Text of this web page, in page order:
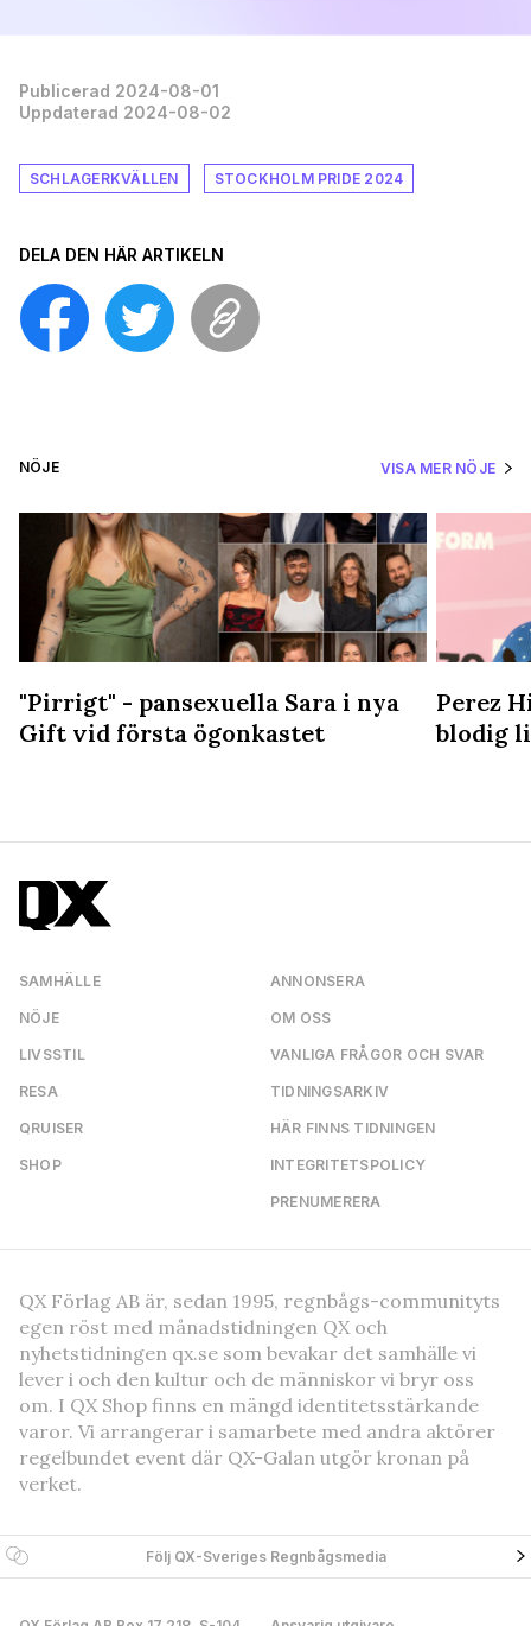
Publicerad 2024-08-01
Uppdaterad 2024-08-02
SCHLAGERKVÄLLEN STOCKHOLM PRIDE 2024
DELA DEN HÄR ARTIKELN
NÖJE VISA MER NÖJE
"Pirrigt" - pansexuella Sara i nya
Gift vid första ögonkastet
Perez
blodig
SAMHÄLLE
NÖJE
LIVSSTIL
RESA
QRUISER
SHOP
ANNONSERA
OM OSS
VANLIGA FRÅGOR OCH SVAR
TIDNINGSARKIV
HÄR FINNS TIDNINGEN
INTEGRITETSPOLICY
PRENUMERERA
QX Förlag AB är, sedan 1995, regnbågs-communityts
egen röst med månadstidningen QX och
nyhetstidningen qx.se som bevakar det samhälle vi
lever i och den kultur och de människor vi bryr oss
om. I QX Shop finns en mängd identitetsstärkande
varor. Vi arrangerar i samarbete med andra aktörer
regelbundet event där QX-Galan utgör kronan på
verket.
Följ QX-Sveriges Regnbågsmedia